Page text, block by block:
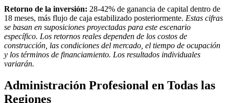
Retorno de la inversión: 28-42% de ganancia de capital dentro de
18 meses, más flujo de caja estabilizado posteriormente. Estas cifras
se basan en suposiciones proyectadas para este escenario
específico. Los retornos reales dependen de los costos de
construcción, las condiciones del mercado, el tiempo de ocupación
y los términos de financiamiento. Los resultados individuales
variarán.
Administración Profesional en Todas las
Regiones